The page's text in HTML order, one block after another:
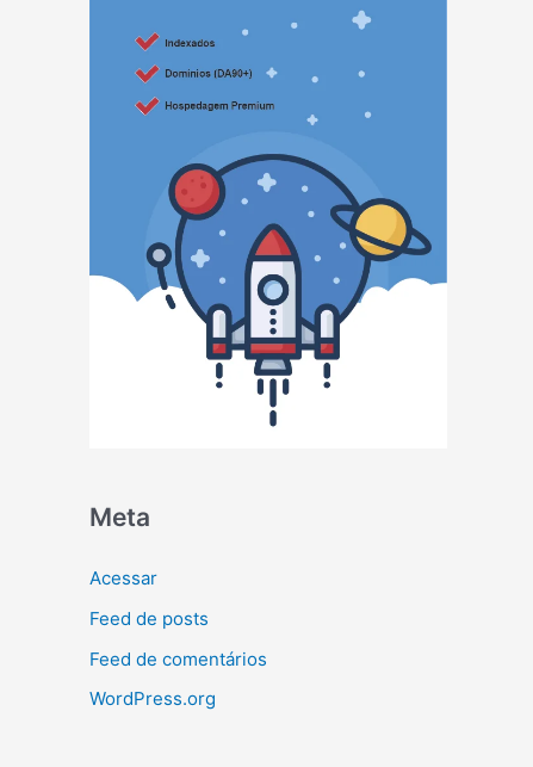
Meta
Acessar
Feed de posts
Feed de comentários
WordPress.org